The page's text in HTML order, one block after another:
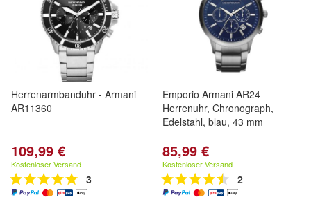
Herrenarmbanduhr - Armani
AR11360
109,99 €
Kostenloser Versand
3
Emporio Armani AR24
Herrenuhr, Chronograph,
Edelstahl, blau, 43 mm
85,99 €
Kostenloser Versand
2